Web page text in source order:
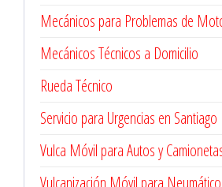
Mecánicos para Problemas de
Mecánicos Técnicos a Domicilio
Rueda Técnico
Servicio para Urgencias en Santiago
Vulca Móvil para Autos y
Vulcanización Móvil para